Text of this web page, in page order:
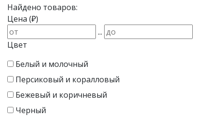
Найдено товаров:
Цена (₽)
...
Цвет
Белый и молочный
Персиковый и коралловый
Бежевый и коричневый
Черный